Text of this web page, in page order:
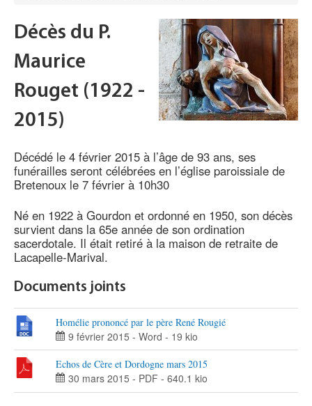
Agenda diocésain
Je donne
Annuaire/Contact
Décès du P.
Maurice
Rouget (1922 -
2015)
Décédé le 4 février 2015 à l’âge de 93 ans, ses
funérailles seront célébrées en l’église paroissiale de
Bretenoux le 7 février à 10h30
Né en 1922 à Gourdon et ordonné en 1950, son décès
survient dans la 65e année de son ordination
sacerdotale. Il était retiré à la maison de retraite de
Lacapelle-Marival.
Documents joints
Homélie prononcé par le père René Rougié
9 février 2015 - Word - 19 kio
Echos de Cère et Dordogne mars 2015
30 mars 2015 - PDF - 640.1 kio